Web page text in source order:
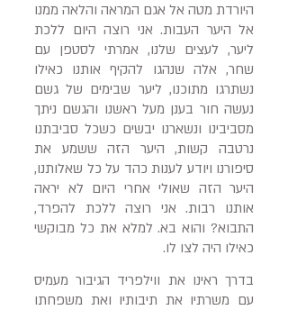
היורדת מטה אל אגם המראה והלאה ממנו
אל היער העבות. אני רוצה היום ללכת
ליער, לעצים שלנו, אמרתי לסטפן עם
שחר, אלה שנהגו להקיף אותנו כאילו
נשתרגו מתוכנו, ליער שבימים של גשם
נעשה חור בענן מעל ראשנו והגשם ניתך
מסביבינו ונשארנו יבשים כשכל סביבתנו
נרטבה קשות, היער הזה ששמע את
סיפורנו ויודע לענות כהד על כל שאלותנו,
היער הזה שאולי אחרי היום לא יראה
אותנו רבות. אני רוצה ללכת להפרד,
התבוא? והוא בא. למלא את כל מבוקשי
כאילו היה לצו לו.
בדרך ראינו את ווילפריד הגיבור מעמיס
עם משרתיו את תיבותיו ואת משפחתו